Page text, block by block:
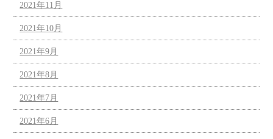
2021年11月
2021年10月
2021年9月
2021年8月
2021年7月
2021年6月